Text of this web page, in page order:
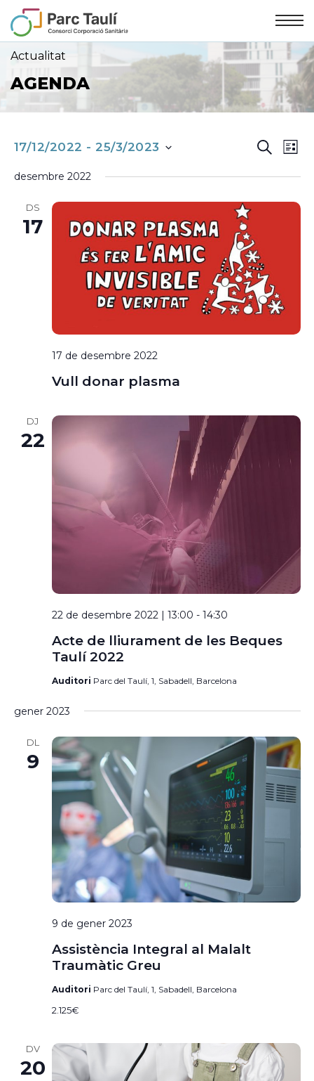
Skip
to
Content
Skip
to
navigation
Actualitat
AGENDA
CERCA
CERCA
17/12/2022 - 25/3/2023
selecciona
desembre 2022
DS
17
17 de desembre 2022
Vull donar plasma
DJ
22
22 de desembre 2022 | 13:00 - 14:30
Acte de lliurament de les Beques
Taulí 2022
Auditori Parc del Taulí, 1, Sabadell, Barcelona
gener 2023
DL
9
9 de gener 2023
Assistència Integral al Malalt
Traumàtic Greu
Auditori Parc del Taulí, 1, Sabadell, Barcelona
2.125€
DV
20